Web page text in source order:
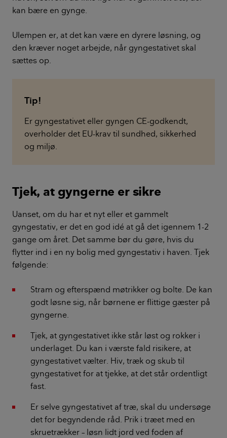
kan bære en gynge.
Ulempen er, at det kan være en dyrere løsning, og
den kræver noget arbejde, når gyngestativet skal
sættes op.
Tip!
Er gyngestativet eller gyngen CE-godkendt,
overholder det EU-krav til sundhed, sikkerhed
og miljø.
Tjek, at gyngerne er sikre
Uanset, om du har et nyt eller et gammelt
gyngestativ, er det en god idé at gå det igennem 1-2
gange om året. Det samme bør du gøre, hvis du
flytter ind i en ny bolig med gyngestativ i haven. Tjek
følgende:
Stram og efterspænd møtrikker og bolte. De kan
godt løsne sig, når børnene er flittige gæster på
gyngerne.
Tjek, at gyngestativet ikke står løst og rokker i
underlaget. Du kan i værste fald risikere, at
gyngestativet vælter. Hiv, træk og skub til
gyngestativet for at tjekke, at det står ordentligt
fast.
Er selve gyngestativet af træ, skal du undersøge
det for begyndende råd. Prik i træet med en
skruetrækker – løsn lidt jord ved foden af